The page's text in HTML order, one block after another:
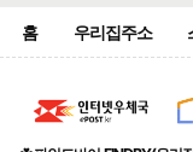
홈 우리집주소